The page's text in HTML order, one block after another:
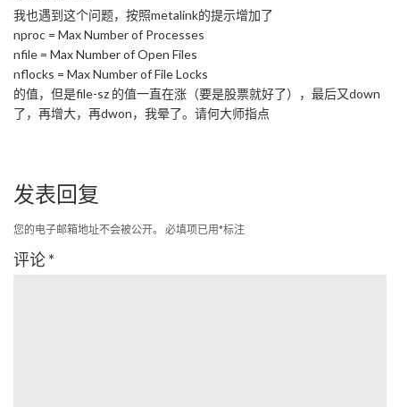
我也遇到这个问题，按照metalink的提示增加了
nproc = Max Number of Processes
nfile = Max Number of Open Files
nflocks = Max Number of File Locks
的值，但是file-sz 的值一直在涨（要是股票就好了），最后又down
了，再增大，再dwon，我晕了。请何大师指点
发表回复
您的电子邮箱地址不会被公开。 必填项已用*标注
评论*